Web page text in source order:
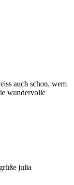
auch schon, wem
wundervolle
julia